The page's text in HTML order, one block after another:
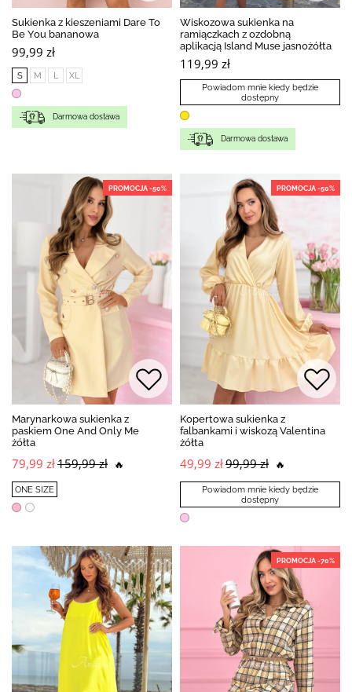
Sukienka z kieszeniami Dare To
Be You bananowa
99,99 zł
S M L XL
Darmowa dostawa
Wiskozowa sukienka na
ramiączkach z ozdobną
aplikacją Island Muse jasnożółta
119,99 zł
Powiadom mnie kiedy będzie
dostępny
Darmowa dostawa
PROMOCJA -50%
Marynarkowa sukienka z
paskiem One And Only Me
żółta
79,99 zł159,99 zł 🔥
ONE SIZE
PROMOCJA -50%
Kopertowa sukienka z
falbankami i wiskozą Valentina
żółta
49,99 zł99,99 zł 🔥
Powiadom mnie kiedy będzie
dostępny
PROMOCJA -70%